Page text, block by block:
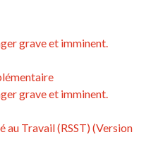
grave et imminent.
grave et imminent.
au Travail (RSST) (Version